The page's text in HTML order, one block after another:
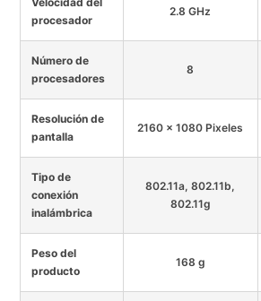
procesador
2.8 GHz
Número de
procesadores
8
Resolución de
pantalla
2160 x 1080 Pixeles
Tipo de
conexión
inalámbrica
802.11a, 802.11b,
802.11g
Peso del
producto
168 g